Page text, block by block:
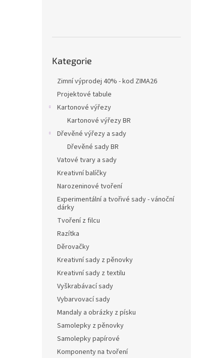
kategorie
Kategorie
Zimní výprodej 40% - kod ZIMA26
Projektové tabule
Kartonové výřezy
Kartonové výřezy BR
Dřevěné výřezy a sady
Dřevěné sady BR
Vatové tvary a sady
Kreativní balíčky
Narozeninové tvoření
Experimentální a tvořivé sady - vánoční
dárky
Tvoření z filcu
Razítka
Děrovačky
Kreativní sady z pěnovky
Kreativní sady z textilu
Vyškrabávací sady
Vybarvovací sady
Mandaly a obrázky z písku
Samolepky z pěnovky
Samolepky papírové
Komponenty na tvoření